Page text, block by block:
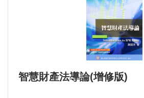
智慧財產法導論(增修版)